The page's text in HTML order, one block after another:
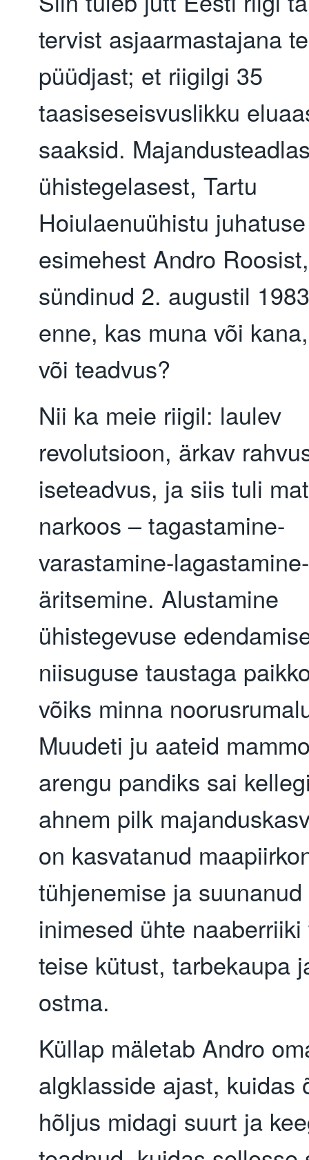
tervist asjaarmastajana
püüdjast; et riigilgi 35
taasiseseisvuslikku
saaksid.
ühistegelasest, Tartu
Hoiulaenuühistu juhatuse
esimehest Andro
sündinud 2. augustil
enne, kas muna või
või teadvus?
Nii ka meie riigil: laulev
revolutsioon, ärkav
iseteadvus, ja siis tuli
narkoos – tagastamine-
varastamine-lagastamine-
äritsemine. Alustamine
ühistegevuse
niisuguse taustaga
võiks minna
Muudeti ju aateid
arengu pandiks sai
ahnem pilk
on kasvatanud
tühjenemise ja
inimesed ühte
teise kütust, tarbekaupa
ostma.
Küllap mäletab Andro
algklasside ajast, kuidas
hõljus midagi suurt ja